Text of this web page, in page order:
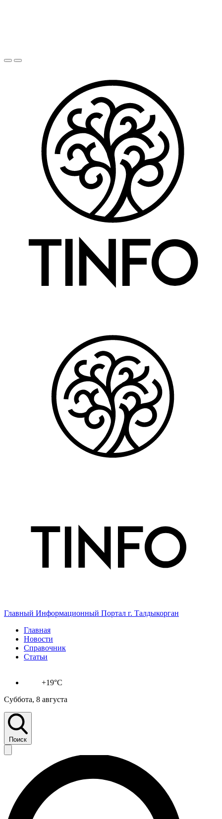
Главный Информационный Портал г. Талдыкорган
Главная
Новости
Справочник
Статьи
+19°C
Суббота, 8 августа
Поиск